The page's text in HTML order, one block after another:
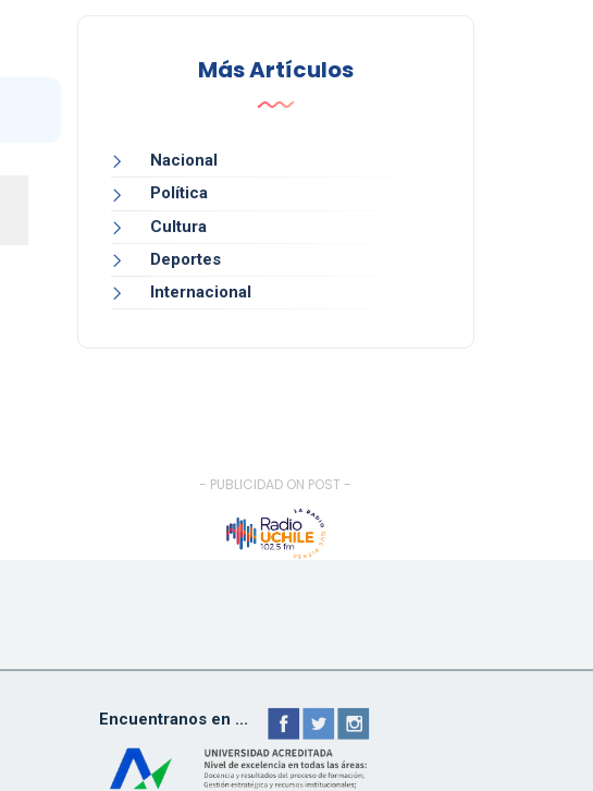
Más Artículos
Nacional
Política
Cultura
Deportes
Internacional
- PUBLICIDAD ON POST -
Encuentranos en ...